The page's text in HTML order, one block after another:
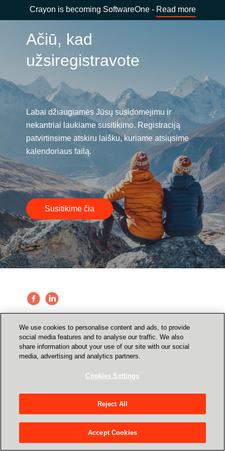
Crayon is becoming SoftwareOne - Read more
Ačiū, kad
užsiregistravote
Labai džiaugiamės Jūsų susidomėjimu ir
nekantriai laukiame susitikimo. Registraciją
patvirtinsime atskiru laišku, kuriame atsiųsime
kalendoriaus failą.
Susitikime čia
We use cookies to personalise content and ads, to provide
social media features and to analyse our traffic. We also
share information about your use of our site with our social
media, advertising and analytics partners.
Cookies Settings
Reject All
Accept Cookies